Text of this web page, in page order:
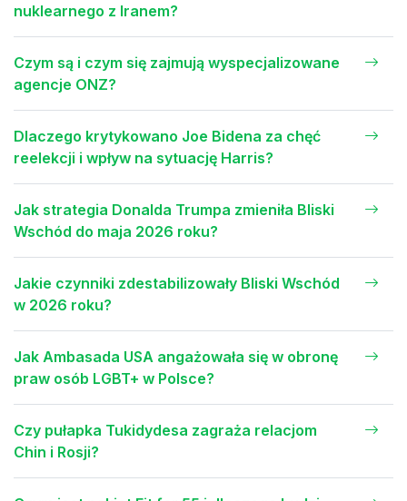
nuklearnego z Iranem?
Czym są i czym się zajmują wyspecjalizowane
agencje ONZ?
Dlaczego krytykowano Joe Bidena za chęć
reelekcji i wpływ na sytuację Harris?
Jak strategia Donalda Trumpa zmieniła Bliski
Wschód do maja 2026 roku?
Jakie czynniki zdestabilizowały Bliski Wschód
w 2026 roku?
Jak Ambasada USA angażowała się w obronę
praw osób LGBT+ w Polsce?
Czy pułapka Tukidydesa zagraża relacjom
Chin i Rosji?